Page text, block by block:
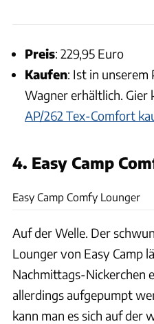
Preis: 229,95 Euro
Kaufen: Ist in unserem
Wagner erhältlich. Gier
AP/262 Tex-Comfort
4. Easy Camp
Easy Camp Comfy Lounger
Auf der Welle. Der
Lounger von Easy Camp
Nachmittags-Nickerchen
allerdings aufgepumpt
kann man es sich auf der